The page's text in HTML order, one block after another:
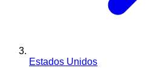
Estados Unidos